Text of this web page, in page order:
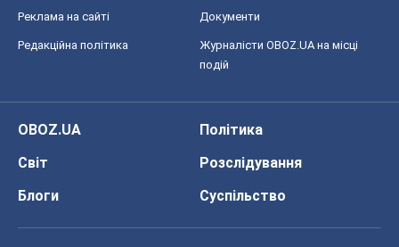
Реклама на сайті Документи
Редакційна політика
Журналісти OBOZ.UA на місці
подій
OBOZ.UA
Політика
Світ
Розслідування
Блоги
Суспільство